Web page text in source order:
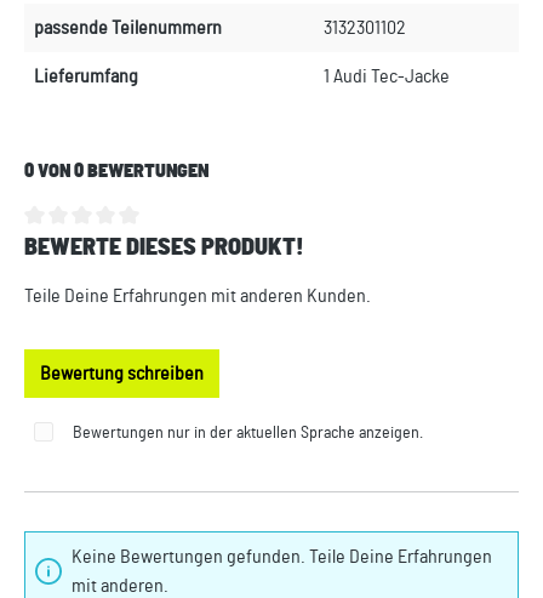
passende Teilenummern 3132301102
Lieferumfang 1 Audi Tec-Jacke
0 VON 0 BEWERTUNGEN
Durchschnittliche Bewertung von 0 von 5 Sternen
BEWERTE DIESES PRODUKT!
Teile Deine Erfahrungen mit anderen Kunden.
Bewertung schreiben
Bewertungen nur in der aktuellen Sprache anzeigen.
Keine Bewertungen gefunden. Teile Deine Erfahrungen
mit anderen.